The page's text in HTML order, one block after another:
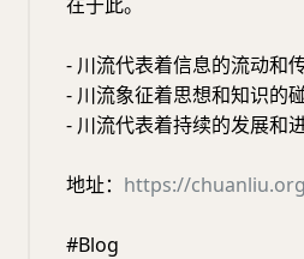
- 川流代表着信息的流动和
- 川流象征着思想和知识的
- 川流代表着持续的发展和
地址： https://
#Blog